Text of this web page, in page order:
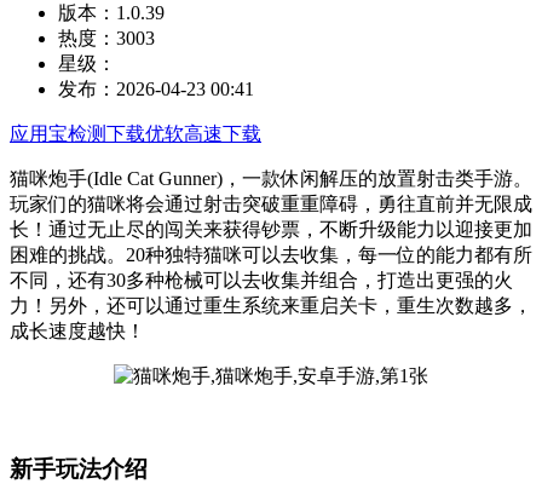
版本： 1.0.39
热度： 3003
星级：
发布： 2026-04-23 00:41
应用宝检测下载优软高速下载
猫咪炮手(Idle Cat Gunner)，一款休闲解压的放置射击类手游。
玩家们的猫咪将会通过射击突破重重障碍，勇往直前并无限成
长！通过无止尽的闯关来获得钞票，不断升级能力以迎接更加
困难的挑战。20种独特猫咪可以去收集，每一位的能力都有所
不同，还有30多种枪械可以去收集并组合，打造出更强的火
力！另外，还可以通过重生系统来重启关卡，重生次数越多，
成长速度越快！
新手玩法介绍